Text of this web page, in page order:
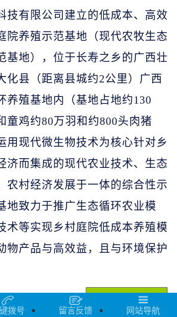
技有限公司建立的低成本、高效
院养殖示范基地（现代农牧生态
基地），位于长寿之乡的广西壮
化县（距离县城约2公里）广西
养殖基地内（基地占地约130
童鸡约80万羽和约800头肉猪
用现代微生物技术为核心针对乡
济而集成的现代农业技术、生态
农村经济发展于一体的综合性示
地致力于推广生态循环农业模
术等实现乡村庭院低成本养殖模
物产品与高效益，且与环境保护
拨号 留言反馈 网站导航